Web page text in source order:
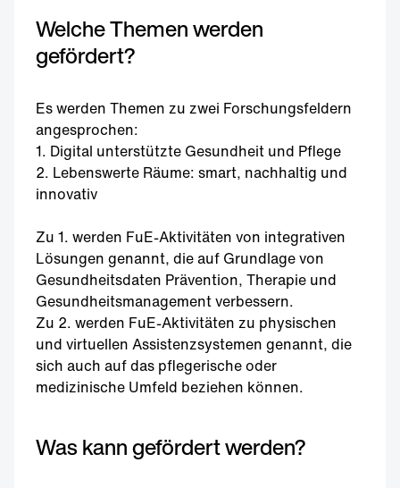
Welche Themen werden
gefördert?
Es werden Themen zu zwei Forschungsfeldern
angesprochen:
1. Digital unterstützte Gesundheit und Pflege
2. Lebenswerte Räume: smart, nachhaltig und
innovativ
Zu 1. werden FuE-Aktivitäten von integrativen
Lösungen genannt, die auf Grundlage von
Gesundheitsdaten Prävention, Therapie und
Gesundheitsmanagement verbessern.
Zu 2. werden FuE-Aktivitäten zu physischen
und virtuellen Assistenzsystemen genannt, die
sich auch auf das pflegerische oder
medizinische Umfeld beziehen können.
Was kann gefördert werden?